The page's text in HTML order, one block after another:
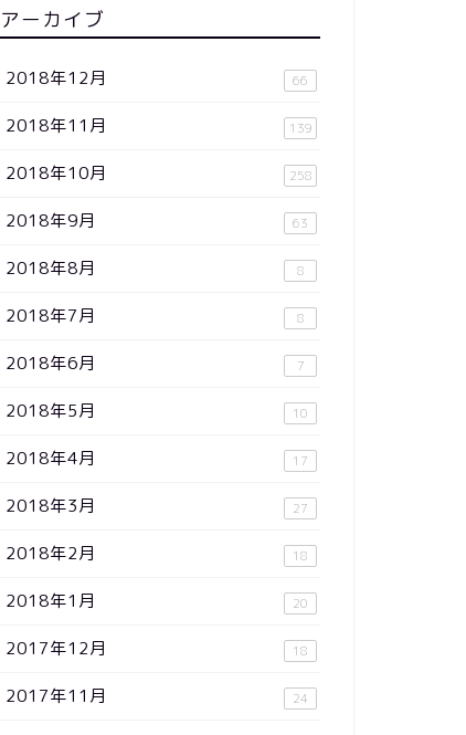
アーカイブ
2018年12月 66
2018年11月 139
2018年10月 258
2018年9月 63
2018年8月 8
2018年7月 8
2018年6月 7
2018年5月 10
2018年4月 17
2018年3月 27
2018年2月 18
2018年1月 20
2017年12月 18
2017年11月 24